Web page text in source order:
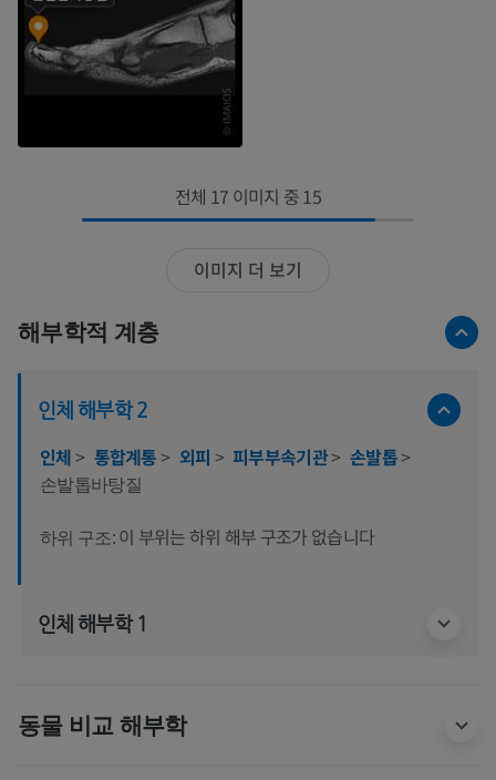
전체 17 이미지 중 15
이미지 더 보기
해부학적 계층
인체 해부학 2
인체> 통합계통> 외피 > 피부부속기관> 손발톱>
손발톱바탕질
하위 구조: 이 부위는 하위 해부 구조가 없습니다
인체 해부학 1
동물 비교 해부학